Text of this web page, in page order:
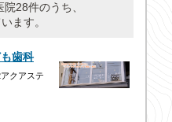
28件のうち、
ます。
歯科
クアステ